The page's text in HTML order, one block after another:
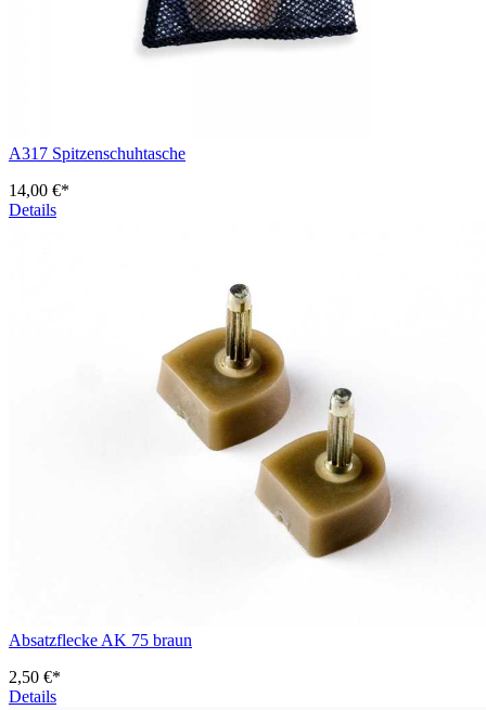
A317 Spitzenschuhtasche
14,00 €*
Details
Absatzflecke AK 75 braun
2,50 €*
Details